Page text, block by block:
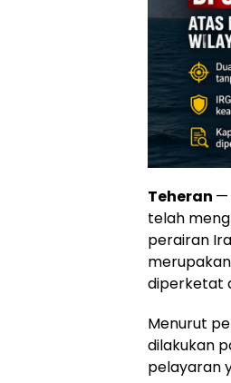
Teheran —
telah
perairan
diperketat
Menurut
dilakukan
pelayaran